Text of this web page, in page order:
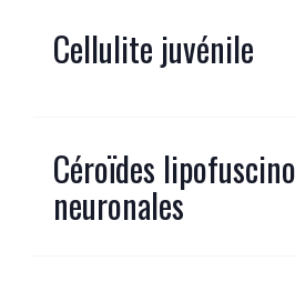
Cellulite juvénile
Céroïdes
neuronales